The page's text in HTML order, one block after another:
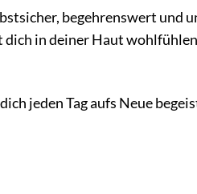
begehrenswert und
dich in deiner Haut
jeden Tag aufs Neue